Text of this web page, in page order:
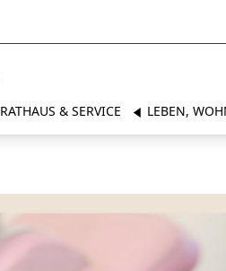
RATHAUS & SERVICE LEBEN,